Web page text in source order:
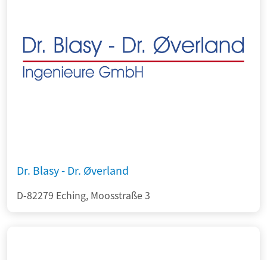
Dr. Blasy - Dr. Øverland
D-82279 Eching, Moosstraße 3